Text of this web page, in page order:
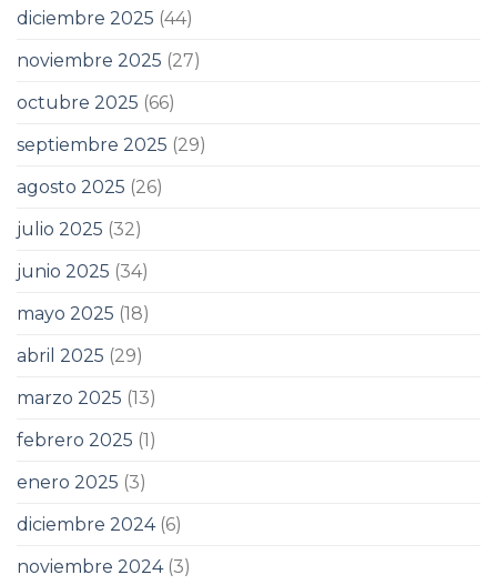
diciembre 2025 (44)
noviembre 2025 (27)
octubre 2025 (66)
septiembre 2025 (29)
agosto 2025 (26)
julio 2025 (32)
junio 2025 (34)
mayo 2025 (18)
abril 2025 (29)
marzo 2025 (13)
febrero 2025 (1)
enero 2025 (3)
diciembre 2024(6)
noviembre 2024(3)